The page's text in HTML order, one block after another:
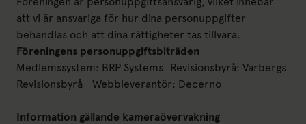
att vi är ansvariga för hur dina personuppgifter
behandlas och att dina rättigheter tas tillvara.
Föreningens personuppgiftsbiträden
Medlemssystem: BRP Systems Revisionsbyrå: Varbergs
Revisionsbyrå Webbleverantör: Decerno
Information gällande kameraövervakning